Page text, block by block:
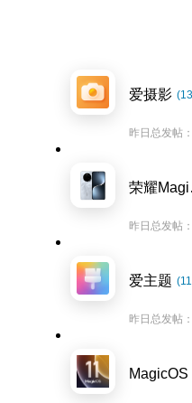
爱摄影
昨日总发帖
昨日总发帖
爱主题
昨日总发帖
MagicOS